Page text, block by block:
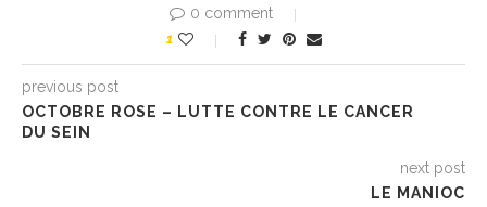
0 comment
1
previous post
OCTOBRE ROSE – LUTTE CONTRE LE CANCER
DU SEIN
next post
LE MANIOC